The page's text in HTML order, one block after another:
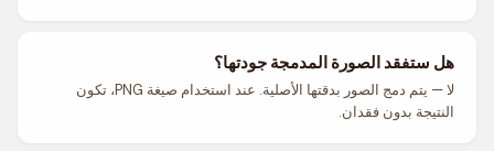
هل ستفقد الصورة المدمجة جودتها؟
لا — يتم دمج الصور بدقتها الأصلية. عند استخدام صيغة PNG، تكون
النتيجة بدون فقدان.